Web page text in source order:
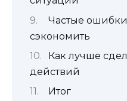
Частые
сэкономить
Как лучше
действий
Итог